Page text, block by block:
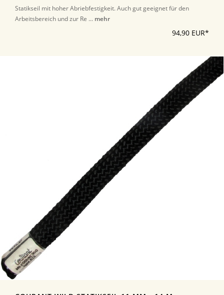
Statikseil mit hoher Abriebfestigkeit. Auch gut geeignet für den
Arbeitsbereich und zur Re ... mehr
94,90 EUR*